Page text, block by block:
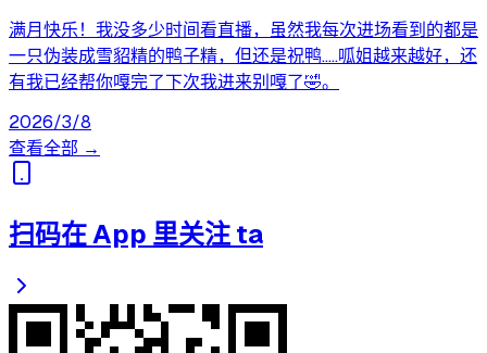
满月快乐！我没多少时间看直播，虽然我每次进场看到的都是
一只伪装成雪貂精的鸭子精，但还是祝鸭…..呱姐越来越好，还
有我已经帮你嘎完了下次我进来别嘎了🤣。
2026/3/8
查看全部 →
扫码在 App 里关注 ta